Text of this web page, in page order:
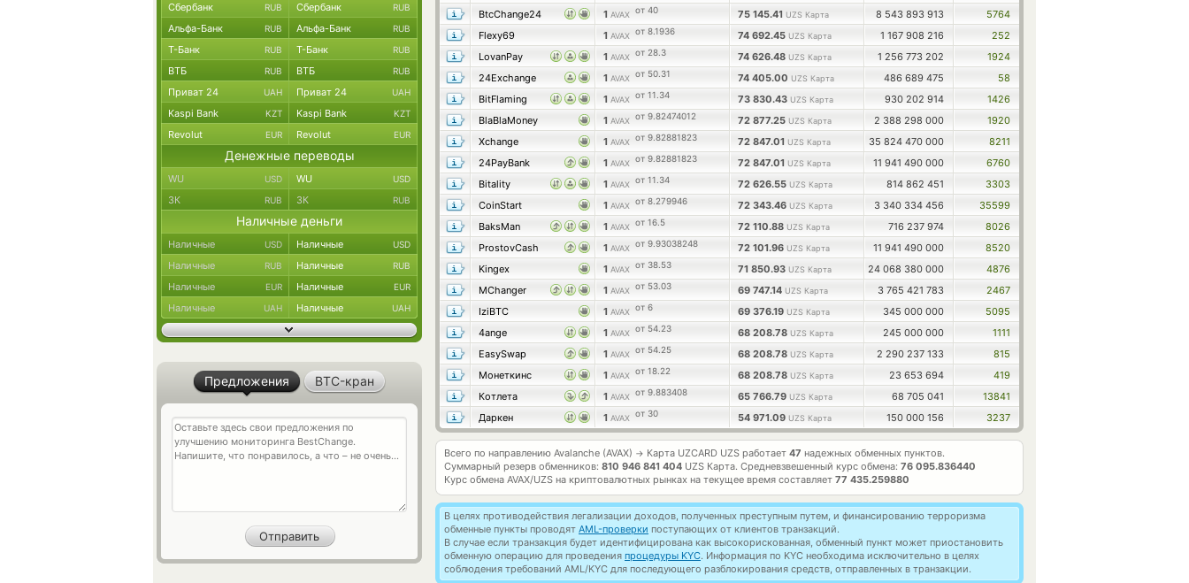
BtcChange24
1 AVAX от 40 75 145.41 UZS Карта 8 543 893 913
5764
Flexy69
1 AVAX от 8.1936 74 692.45 UZS Карта 1 167 908 216
252
LovanPay
1 AVAX от 28.3 74 626.48 UZS Карта 1 256 773 202
1924
24Exchange
1 AVAX от 50.31 74 405.00 UZS Карта 486 689 475
58
BitFlaming
1 AVAX от 11.34 73 830.43 UZS Карта 930 202 914
1426
BlaBlaMoney
1 AVAX от 9.82474012 72 877.25 UZS Карта 2 388 298 000
1920
Xchange
1 AVAX от 9.82881823 72 847.01 UZS Карта 35 824 470 000
8211
24PayBank
1 AVAX от 9.82881823 72 847.01 UZS Карта 11 941 490 000
6760
Bitality
1 AVAX от 11.34 72 626.55 UZS Карта 814 862 451
3303
CoinStart
1 AVAX от 8.279946 72 343.46 UZS Карта 3 340 334 456
35599
BaksMan
1 AVAX от 16.5 72 110.88 UZS Карта 716 237 974
8026
ProstovCash
1 AVAX от 9.93038248 72 101.96 UZS Карта 11 941 490 000
8520
Kingex
1 AVAX от 38.53 71 850.93 UZS Карта 24 068 380 000
4876
MChanger
1 AVAX от 53.03 69 747.14 UZS Карта 3 765 421 783
2467
IziBTC
1 AVAX от 6 69 376.19 UZS Карта 345 000 000
5095
4ange
1 AVAX от 54.23 68 208.78 UZS Карта 245 000 000
1111
EasySwap
1 AVAX от 54.25 68 208.78 UZS Карта 2 290 237 133
815
Монеткинс
1 AVAX от 18.22 68 208.78 UZS Карта 23 653 694
419
Котлета
1 AVAX от 9.883408 65 766.79 UZS Карта 68 705 041
13841
Даркен
1 AVAX от 30 54 971.09 UZS Карта 150 000 156 3237
Всего по направлению Avalanche (AVAX) → Карта UZCARD UZS работает 47 надежных обменных пунктов.
Суммарный резерв обменников: 810 946 841 404 UZS Карта. Средневзвешенный курс обмена: 76 095.836440
Курс обмена AVAX/UZS на криптовалютных рынках на текущее время составляет 77 435.259880
В целях противодействия легализации доходов, полученных преступным путем, и финансированию терроризма
обменные пункты проводят AML-проверки поступающих от клиентов транзакций.
В случае если транзакция будет идентифицирована как высокорискованная, обменный пункт может приостановить
обменную операцию для проведения процедуры KYC. Информация по KYC необходима исключительно в целях
соблюдения требований AML/KYC для последующего разблокирования средств, отправленных в транзакции.
Сбербанк RUB Сбербанк RUB
Альфа-Банк RUB Альфа-Банк RUB
Т-Банк RUB Т-Банк RUB
ВТБ RUB ВТБ RUB
Приват 24 UAH Приват 24 UAH
Kaspi Bank KZT Kaspi Bank KZT
Revolut EUR Revolut EUR
Денежные переводы
WU USD WU USD
ЗК RUB ЗК RUB
Наличные деньги
Наличные USD Наличные USD
Наличные RUB Наличные RUB
Наличные EUR Наличные EUR
Наличные UAH Наличные UAH
Предложения BTC-кран